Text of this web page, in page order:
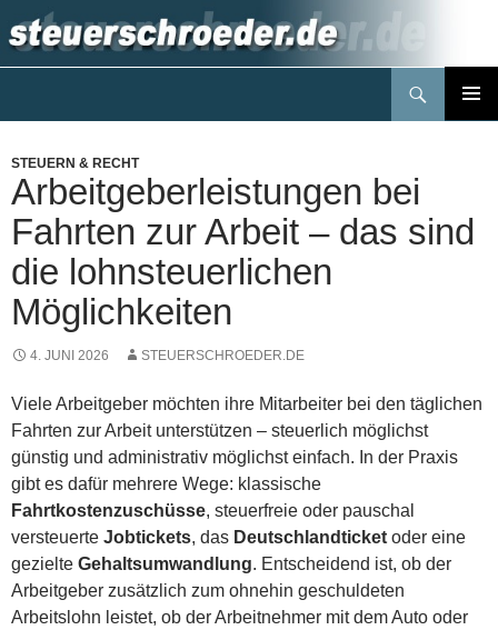
Inhalt
springen
STEUERN & RECHT
Arbeitgeberleistungen bei
Fahrten zur Arbeit – das sind
die lohnsteuerlichen
Möglichkeiten
4. JUNI 2026 STEUERSCHROEDER.DE
Viele Arbeitgeber möchten ihre Mitarbeiter bei den täglichen
Fahrten zur Arbeit unterstützen – steuerlich möglichst
günstig und administrativ möglichst einfach. In der Praxis
gibt es dafür mehrere Wege: klassische
Fahrtkostenzuschüsse, steuerfreie oder pauschal
versteuerte Jobtickets, das Deutschlandticket oder eine
gezielte Gehaltsumwandlung. Entscheidend ist, ob der
Arbeitgeber zusätzlich zum ohnehin geschuldeten
Arbeitslohn leistet, ob der Arbeitnehmer mit dem Auto oder